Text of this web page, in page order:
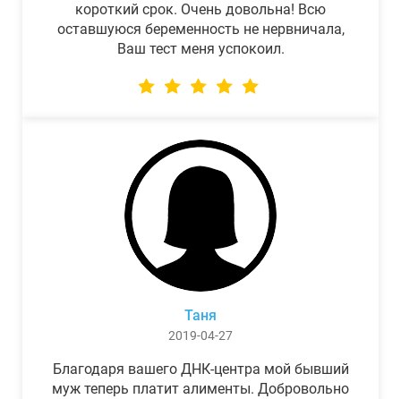
короткий срок. Очень довольна! Всю
оставшуюся беременность не нервничала,
Ваш тест меня успокоил.
Таня
2019-04-27
Благодаря вашего ДНК-центра мой бывший
муж теперь платит алименты. Добровольно